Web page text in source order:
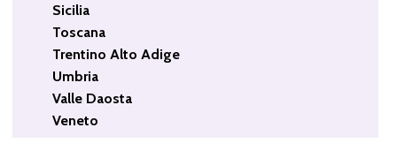
Sicilia
Toscana
Trentino Alto Adige
Umbria
Valle Daosta
Veneto